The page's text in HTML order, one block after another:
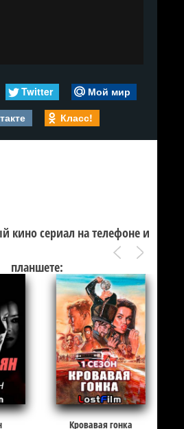
Twitter
Мой мир
Класс!
кино сериал на телефоне и
планшете:
Кровавая гонка